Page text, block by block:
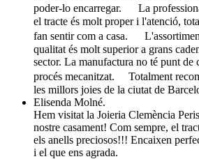
poder-lo encarregar. La
el tracte és molt proper i l'atenció,
fan sentir com a casa.
qualitat és molt superior a grans
sector. La manufactura no té punt de
procés mecanitzat. Totalment
les millors joies de la ciutat de
Elisenda Molné.
Hem visitat la Joieria Clemència
nostre casament! Com sempre, el
els anells preciosos!!! Encaixen
i el que ens agrada.